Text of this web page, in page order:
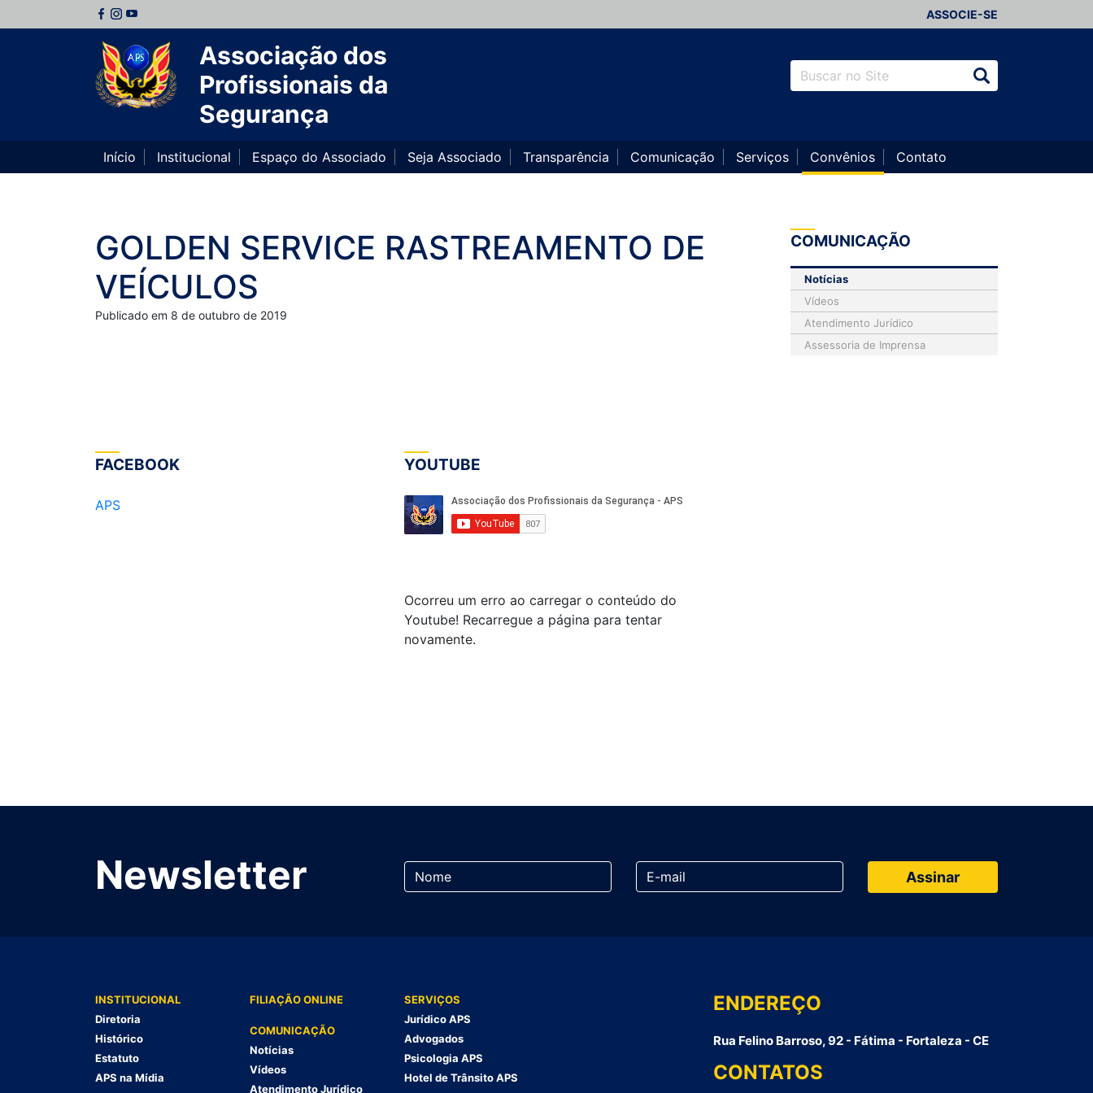
ASSOCIE-SE
Associação dos
Profissionais da
Segurança
Início Institucional Espaço do Associado Seja Associado Transparência Comunicação Serviços Convênios Contato
GOLDEN SERVICE RASTREAMENTO DE
VEÍCULOS
Publicado em 8 de outubro de 2019
COMUNICAÇÃO
Notícias
Vídeos
Atendimento Jurídico
Assessoria de Imprensa
FACEBOOK
APS
YOUTUBE
Ocorreu um erro ao carregar o conteúdo do
Youtube! Recarregue a página para tentar
novamente.
Newsletter
INSTITUCIONAL
Diretoria
Histórico
Estatuto
APS na Mídia
FILIAÇÃO ONLINE
COMUNICAÇÃO
Notícias
Vídeos
Atendimento Jurídico
SERVIÇOS
Jurídico APS
Advogados
Psicologia APS
Hotel de Trânsito APS
ENDEREÇO
Rua Felino Barroso, 92 - Fátima - Fortaleza - CE
CONTATOS